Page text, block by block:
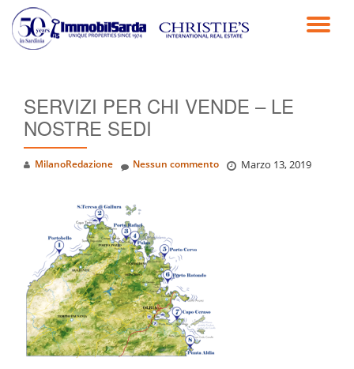
Passa
SERVIZI PER CHI VENDE – LE
NOSTRE SEDI
MilanoRedazione Marzo 13, 2019
Nessun commento